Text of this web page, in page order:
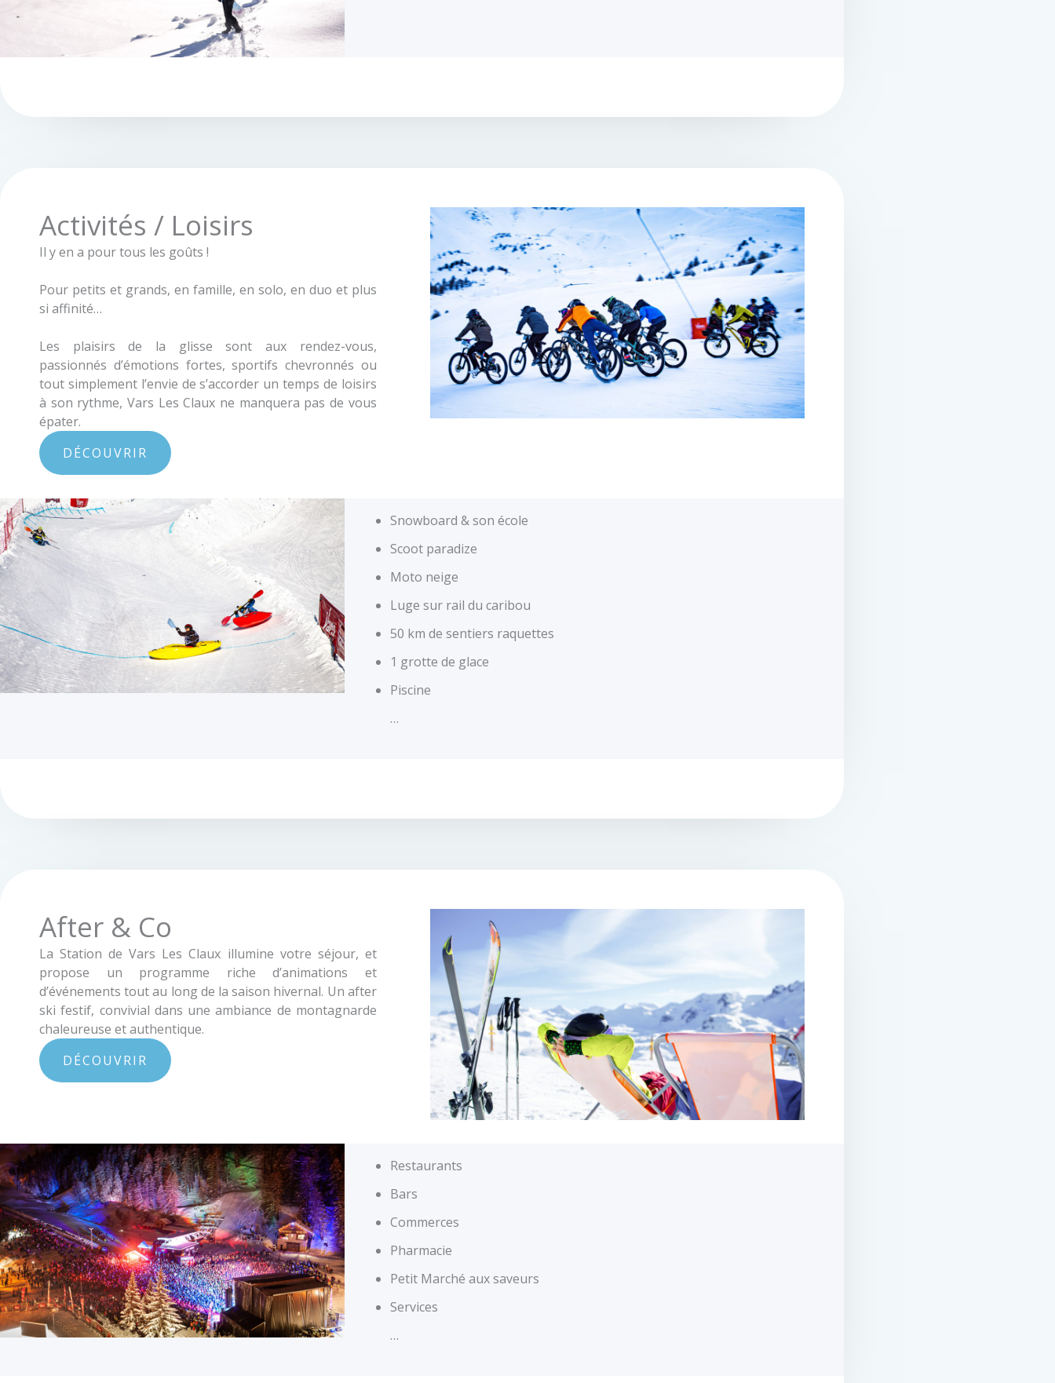
Activités / Loisirs
Il y en a pour tous les goûts !
Pour petits et grands, en famille, en solo, en duo et plus
si affinité…
Les plaisirs de la glisse sont aux rendez-vous,
passionnés d’émotions fortes, sportifs chevronnés ou
tout simplement l’envie de s’accorder un temps de loisirs
à son rythme, Vars Les Claux ne manquera pas de vous
épater.
DÉCOUVRIR
Snowboard & son école
Scoot paradize
Moto neige
Luge sur rail du caribou
50 km de sentiers raquettes
1 grotte de glace
Piscine
…
After & Co
La Station de Vars Les Claux illumine votre séjour, et
propose un programme riche d’animations et
d’événements tout au long de la saison hivernal. Un after
ski festif, convivial dans une ambiance de montagnarde
chaleureuse et authentique.
DÉCOUVRIR
Restaurants
Bars
Commerces
Pharmacie
Petit Marché aux saveurs
Services
…